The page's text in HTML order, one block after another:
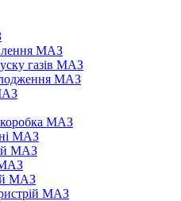
МАЗ
газів МАЗ
МАЗ
коробка МАЗ
МАЗ
МАЗ
МАЗ
МАЗ
МАЗ